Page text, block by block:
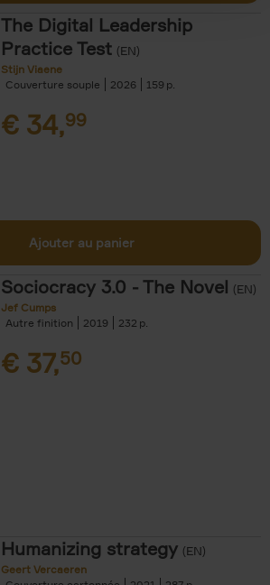
The Digital Leadership
Practice Test (EN)
Stijn Viaene
Couverture souple
2026 159
€ 34,99
Ajouter au panier
Sociocracy 3.0 - The Novel (EN)
Jef Cumps
Autre finition
2019 232
€ 37,50
Humanizing strategy (EN)
Geert Vercaeren